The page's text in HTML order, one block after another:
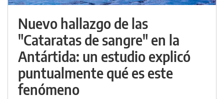
Nuevo hallazgo de las
"Cataratas de sangre" en la
Antártida: un estudio explicó
puntualmente qué es este
fenómeno